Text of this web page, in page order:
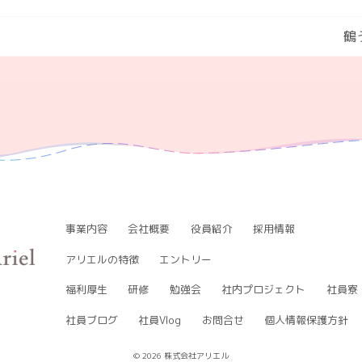
鶴
事業内容 会社概要 役員紹介 採用情報
アリエルの特徴 エントリー
福利厚生 研修 勉強会 社内プロジェクト 社員寮
社員ブログ 社員Vlog お問合せ 個人情報保護方針
© 2026 株式会社アリエル